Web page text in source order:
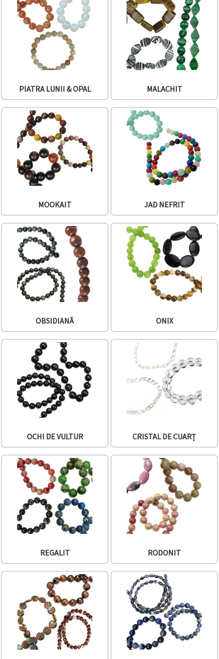
PIATRA LUNII & OPAL MALACHIT
MOOKAIT JAD NEFRIT
OBSIDIANĂ ONIX
OCHI DE VULTUR CRISTAL DE CUARȚ
REGALIT RODONIT